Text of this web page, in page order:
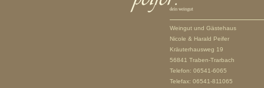
Weingut und Gästehaus
Nicole & Harald Peifer
Kräuterhausweg 19
56841 Traben-Trarbach
Telefon: 06541-6065
Telefax: 06541-811065